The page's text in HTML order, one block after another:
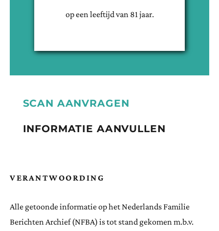
op een leeftijd van 81 jaar.
SCAN AANVRAGEN
INFORMATIE AANVULLEN
VERANTWOORDING
Alle getoonde informatie op het Nederlands Familie
Berichten Archief (NFBA) is tot stand gekomen m.b.v.